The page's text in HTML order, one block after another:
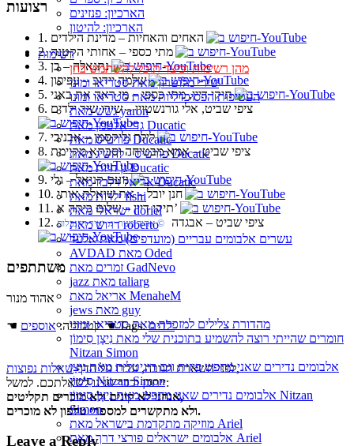
הארכיון: פנזינים
הארכיון: להיטון
רשימות
מהן רשימות וכיצד תוכל להשתמש בהן
שירי מלוטרון מאת סטריאו ומונו
העטיפות הפסיכדליות מאת סטריאו ומונו
גשש מאת yaron
גדי אלטמן מאת Ducatic
פורטיס מאת Ducatic
פורטיס - להשיג מאת Ducatic
גן חיות מאת Ducatic
אריאל זילבר מאת Ducatic
ילדות מאת fishi
ישראלי מאת doriel
דרוש מאת roberto
עשרים אלבומים עבריים (מועדפים) מאת אלעד
AVDAD מאת Oded
זמרים מאת GadNevo
jazz מאת taliarg
אריאל מאת MenaheM
jews מאת guy
מהדורת צלילים למזכרת מאת סטריאו ומונו
חומרים שהייתי רוצה להשמיע בתוכנית שלי מאת נִיצָן סִימוֹן
Nitzan Simon
אלבומים נדירים שאני מחפש פיזית וגם דיגיטלית מאת נִיצָן
סִימוֹן Nitzan Simon
אלבומים נדירים שאני מחפש מאת נִיצָן סִימוֹן Nitzan
Simon
מוזיקה מתקדמת בישראל מאת Ariel
אלבומים ישראלים פורצי דרך מאת Ariel
רצועות
1. האחים והאחיות‏ – מדינת הילדים
2. מתי כספי‏ – אחותי הקטנה
3. נתנאלה‏ – בן
4. שלמה יידוב‏ – עפיפון
5. תיקי דיין, מתי כספי‏ – מי ראה את באני
6. ציפי שביט, אלי גורנשטיין‏ – שירו שיר ילדים
7. לילך גליקסמן‏ – אבניבי
8. ציפי שביט‏ – אמא מבטיחה וסבתא מקיימת
9. נועם קניאל‏ – גלי
10. חנן יובל‏ – את שואלת אותי
11. תיקי דיין‏ – שלום כיתה א’
12. ציפי שביט‏ – אבגדה ‏ © אהוד מנור‏ ♫ יאיר רוזנבלום
משתתפים
אהוד מנור
☚ קטגוריה:אוספים ☚ Tags:ילדים
לפני השארת תגובה, עברו על הדףשאלות נפוצות
,
ייתכן וכבר ענינו לשאלתכם. למשל:
אנחנו לא קונים ולא מוכרים תקליטים,
ולא מתקשרים למספרי טלפון לא מוכרים.
Leave a Reply